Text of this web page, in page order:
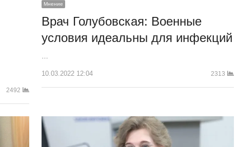
2492
Мнение
Врач Голубовская: Военные
условия идеальны для инфекций
10.03.2022 12:04 2313